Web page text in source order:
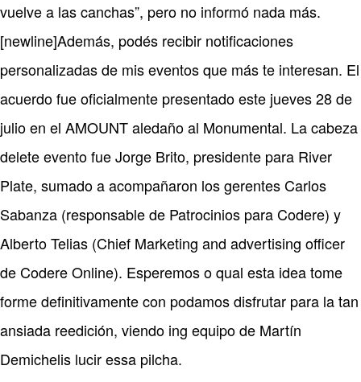
vuelve a las canchas”, pero no informó nada más.
[newline]Además, podés recibir notificaciones
personalizadas de mis eventos que más te interesan. El
acuerdo fue oficialmente presentado este jueves 28 de
julio en el AMOUNT aledaño al Monumental. La cabeza
delete evento fue Jorge Brito, presidente para River
Plate, sumado a acompañaron los gerentes Carlos
Sabanza (responsable de Patrocinios para Codere) y
Alberto Telias (Chief Marketing and advertising officer
de Codere Online). Esperemos o qual esta idea tome
forme definitivamente con podamos disfrutar para la tan
ansiada reedición, viendo ing equipo de Martín
Demichelis lucir essa pilcha.